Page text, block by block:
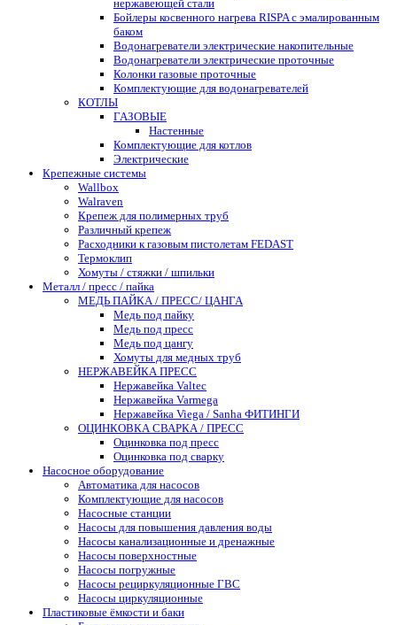
нержавеющей стали
Бойлеры косвенного нагрева RISPA с эмалированным
баком
Водонагреватели электрические накопительные
Водонагреватели электрические проточные
Колонки газовые проточные
Комплектующие для водонагревателей
КОТЛЫ
ГАЗОВЫЕ
Настенные
Комплектующие для котлов
Электрические
Крепежные системы
Wallbox
Walraven
Крепеж для полимерных труб
Различный крепеж
Расходники к газовым пистолетам FEDAST
Термоклип
Хомуты / стяжки / шпильки
Металл / пресс / пайка
МЕДЬ ПАЙКА / ПРЕСС/ ЦАНГА
Медь под пайку
Медь под пресс
Медь под цангу
Хомуты для медных труб
НЕРЖАВЕЙКА ПРЕСС
Нержавейка Valtec
Нержавейка Varmega
Нержавейка Viega / Sanha ФИТИНГИ
ОЦИНКОВКА СВАРКА / ПРЕСС
Оцинковка под пресс
Оцинковка под сварку
Насосное оборудование
Автоматика для насосов
Комплектующие для насосов
Насосные станции
Насосы для повышения давления воды
Насосы канализационные и дренажные
Насосы поверхностные
Насосы погружные
Насосы рециркуляционные ГВС
Насосы циркуляционные
Пластиковые ёмкости и баки